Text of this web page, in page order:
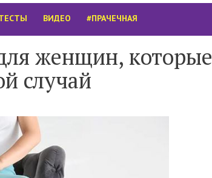
ВИДЕО #ПРАЧЕЧНАЯ
женщин, которые
случай